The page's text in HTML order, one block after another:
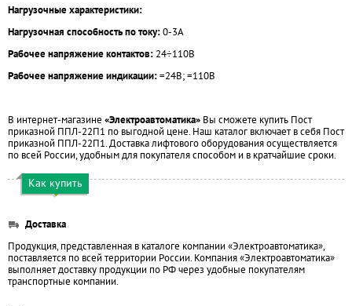
Нагрузочные характеристики:
Нагрузочная способность по току:0-3А
Рабочее напряжение контактов:24÷110В
Рабочее напряжение индикации:=24В; =110В
В интернет-магазине «Электроавтоматика» Вы сможете купить Пост
приказной ППЛ-22П1 по выгодной цене. Наш каталог включает в себя Пост
приказной ППЛ-22П1. Доставка лифтового оборудования осуществляется
по всей России, удобным для покупателя способом и в кратчайшие сроки.
Как купить
Доставка
Продукция, представленная в каталоге компании «Электроавтоматика»,
поставляется по всей территории России. Компания «Электроавтоматика»
выполняет доставку продукции по РФ через удобные покупателям
транспортные компании.